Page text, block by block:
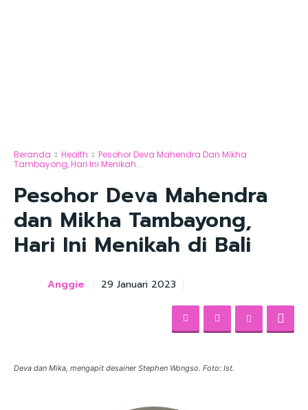
Beranda Health
Pesohor Deva Mahendra Dan Mikha
Tambayong, Hari Ini Menikah...
Pesohor Deva Mahendra
dan Mikha Tambayong,
Hari Ini Menikah di Bali
Anggie 29 Januari 2023
Deva dan Mika, mengapit desainer Stephen Wongso. Foto: Ist.